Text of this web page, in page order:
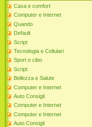
Casa e comfort
Computer e Internet
Quando
Default
Script
Tecnologia e Cellulari
Sport e cibo
Script
Bellezza e Salute
Computer e Internet
Auto Consigli
Computer e Internet
Computer e Internet
Auto Consigli